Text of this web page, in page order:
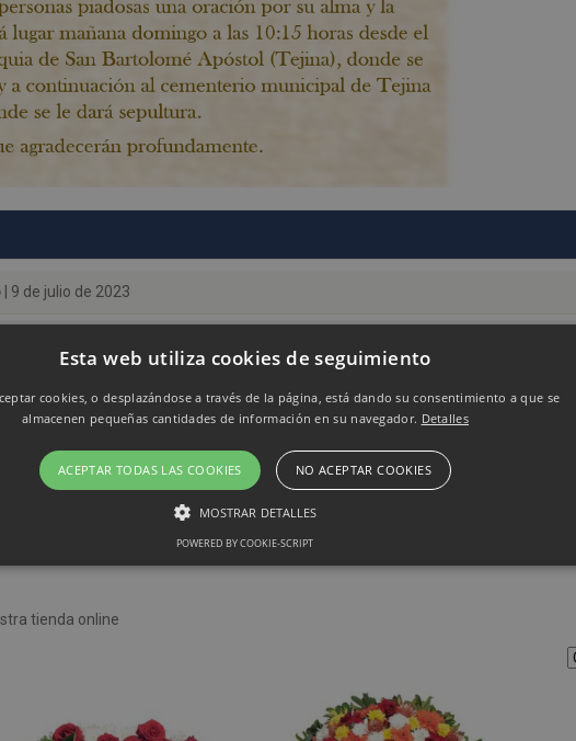
| 9 de julio de 2023
tienda online
Esta web utiliza cookies de seguimiento
cookies, o desplazándose a través de la página, está dando su consentimiento a que se
almacenen pequeñas cantidades de información en su navegador. Detalles
ACEPTAR TODAS LAS COOKIES NO ACEPTAR COOKIES
MOSTRAR DETALLES
a cierto visitante.
2 años
Este nombre de cookie está asociado con Google Universal
una actualización significativa del servicio de análisis de Google
POWERED BY COOKIE-SCRIPT